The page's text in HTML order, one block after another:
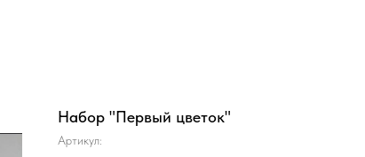
Набор "Первый цветок"
Артикул: